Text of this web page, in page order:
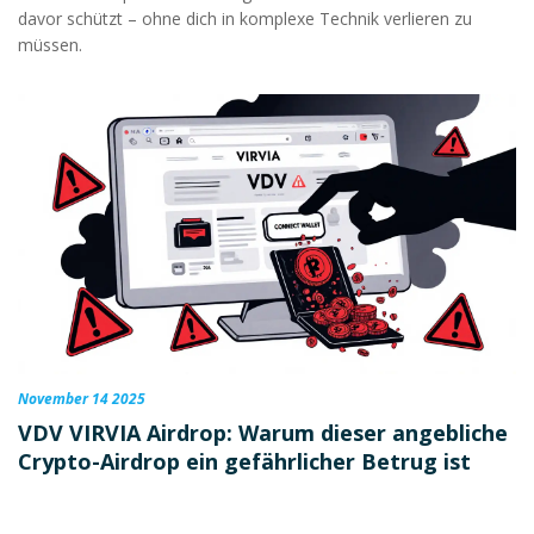
davor schützt – ohne dich in komplexe Technik verlieren zu
müssen.
November 14 2025
VDV VIRVIA Airdrop: Warum dieser angebliche
Crypto-Airdrop ein gefährlicher Betrug ist